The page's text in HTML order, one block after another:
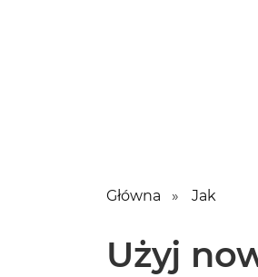
Główna Jak
Użyj